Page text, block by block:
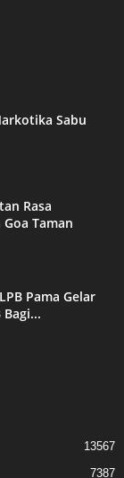
Sabu
Rasa
Taman
Pama Gelar
Bagi...
13567
7387